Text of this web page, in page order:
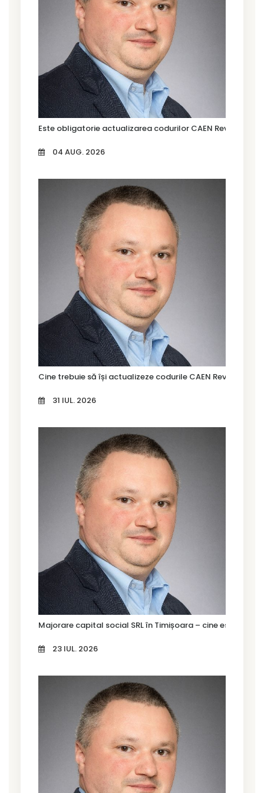
Este obligatorie actualizarea codurilor CAEN Rev. 3?
04 AUG. 2026
Cine trebuie să își actualizeze codurile CAEN Rev. 3 în
31 IUL. 2026
Majorare capital social SRL în Timișoara – cine este
23 IUL. 2026